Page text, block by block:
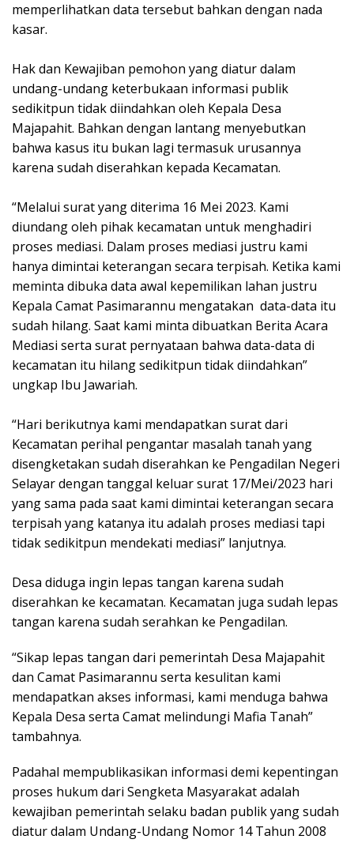
memperlihatkan data tersebut bahkan dengan nada
kasar.
Hak dan Kewajiban pemohon yang diatur dalam
undang-undang keterbukaan informasi publik
sedikitpun tidak diindahkan oleh Kepala Desa
Majapahit. Bahkan dengan lantang menyebutkan
bahwa kasus itu bukan lagi termasuk urusannya
karena sudah diserahkan kepada Kecamatan.
“Melalui surat yang diterima 16 Mei 2023. Kami
diundang oleh pihak kecamatan untuk menghadiri
proses mediasi. Dalam proses mediasi justru kami
hanya dimintai keterangan secara terpisah. Ketika kami
meminta dibuka data awal kepemilikan lahan justru
Kepala Camat Pasimarannu mengatakan data-data itu
sudah hilang. Saat kami minta dibuatkan Berita Acara
Mediasi serta surat pernyataan bahwa data-data di
kecamatan itu hilang sedikitpun tidak diindahkan”
ungkap Ibu Jawariah.
“Hari berikutnya kami mendapatkan surat dari
Kecamatan perihal pengantar masalah tanah yang
disengketakan sudah diserahkan ke Pengadilan Negeri
Selayar dengan tanggal keluar surat 17/Mei/2023 hari
yang sama pada saat kami dimintai keterangan secara
terpisah yang katanya itu adalah proses mediasi tapi
tidak sedikitpun mendekati mediasi” lanjutnya.
Desa diduga ingin lepas tangan karena sudah
diserahkan ke kecamatan. Kecamatan juga sudah lepas
tangan karena sudah serahkan ke Pengadilan.
“Sikap lepas tangan dari pemerintah Desa Majapahit
dan Camat Pasimarannu serta kesulitan kami
mendapatkan akses informasi, kami menduga bahwa
Kepala Desa serta Camat melindungi Mafia Tanah”
tambahnya.
Padahal mempublikasikan informasi demi kepentingan
proses hukum dari Sengketa Masyarakat adalah
kewajiban pemerintah selaku badan publik yang sudah
diatur dalam Undang-Undang Nomor 14 Tahun 2008